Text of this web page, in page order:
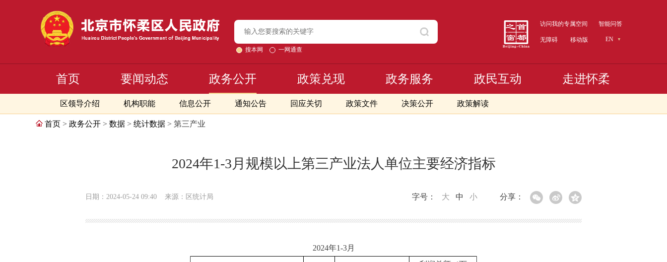
搜本网 一网通查
访问我的专属空间 智能问答
无障碍 移动版 EN
首页 要闻动态 政务公开
区领导介绍 机构职能 信息公开 通知公告 回应关切 政策文件 决策公开 政策解读
政策兑现 政务服务 政民互动 走进怀柔
首页 > 政务公开 > 数据 > 统计数据 > 第三产业
2024年1-3月规模以上第三产业法人单位主要经济指标
日期：2024-05-24 09:40 来源：区统计局 分享：
字号： 大 中 小
2024年1-3月